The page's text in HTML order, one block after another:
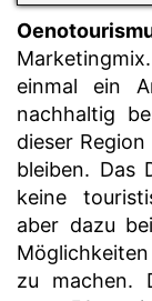
M
einmal ein
nachhaltig
dieser
bleiben. Das
keine
aber dazu
zu machen.